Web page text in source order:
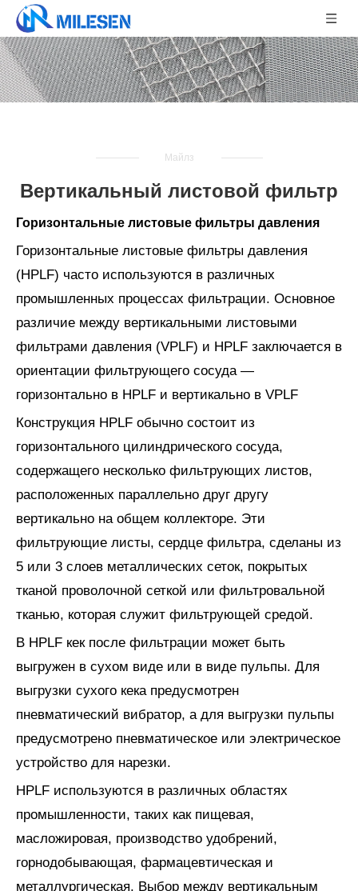
Майлз
Вертикальный листовой фильтр
Горизонтальные листовые фильтры давления
Горизонтальные листовые фильтры давления
(HPLF) часто используются в различных
промышленных процессах фильтрации. Основное
различие между вертикальными листовыми
фильтрами давления (VPLF) и HPLF заключается в
ориентации фильтрующего сосуда —
горизонтально в HPLF и вертикально в VPLF
Конструкция HPLF обычно состоит из
горизонтального цилиндрического сосуда,
содержащего несколько фильтрующих листов,
расположенных параллельно друг другу
вертикально на общем коллекторе. Эти
фильтрующие листы, сердце фильтра, сделаны из
5 или 3 слоев металлических сеток, покрытых
тканой проволочной сеткой или фильтровальной
тканью, которая служит фильтрующей средой.
В HPLF кек после фильтрации может быть
выгружен в сухом виде или в виде пульпы. Для
выгрузки сухого кека предусмотрен
пневматический вибратор, а для выгрузки пульпы
предусмотрено пневматическое или электрическое
устройство для нарезки.
HPLF используются в различных областях
промышленности, таких как пищевая,
масложировая, производство удобрений,
горнодобывающая, фармацевтическая и
металлургическая. Выбор между вертикальным